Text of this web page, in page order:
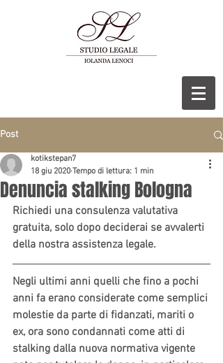
Post
Denuncia stalking Bologna
kotikstepan7
18 giu 2020 Tempo di lettura: 1 min
Richiedi una consulenza valutativa
gratuita, solo dopo deciderai se avvalerti
della nostra assistenza legale.
Negli ultimi anni quelli che fino a pochi
anni fa erano considerate come semplici
molestie da parte di fidanzati, mariti o
ex, ora sono condannati come atti di
stalking dalla nuova normativa vigente